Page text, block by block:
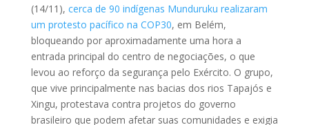
(14/11), cerca de 90 indígenas Munduruku realizaram
um protesto pacífico na COP30, em Belém,
bloqueando por aproximadamente uma hora a
entrada principal do centro de negociações, o que
levou ao reforço da segurança pelo Exército. O grupo,
que vive principalmente nas bacias dos rios Tapajós e
Xingu, protestava contra projetos do governo
brasileiro que podem afetar suas comunidades e exigia